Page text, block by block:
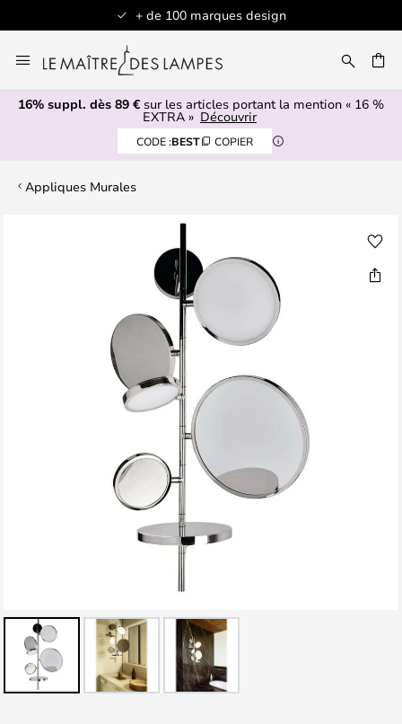
+ de 100 marques design
au
contenu
16% suppl. dès 89 € sur les articles portant la mention « 16 %
EXTRA » Découvrir
CODE :BEST COPIER
Appliques Murales